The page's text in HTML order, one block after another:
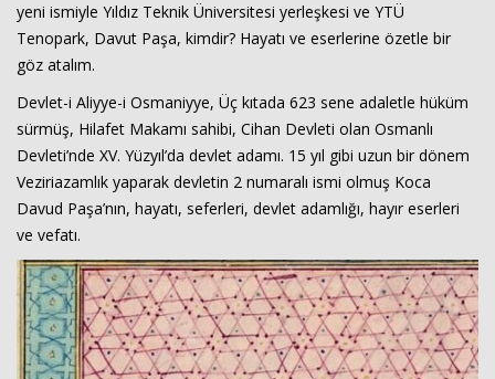
yeni ismiyle Yıldız Teknik Üniversitesi yerleşkesi ve YTÜ
Tenopark, Davut Paşa, kimdir? Hayatı ve eserlerine özetle bir
göz atalım.
Devlet-i Aliyye-i Osmaniyye, Üç kıtada 623 sene adaletle hüküm
sürmüş, Hilafet Makamı sahibi, Cihan Devleti olan Osmanlı
Devleti’nde XV. Yüzyıl’da devlet adamı. 15 yıl gibi uzun bir dönem
Veziriazamlık yaparak devletin 2 numaralı ismi olmuş Koca
Davud Paşa’nın, hayatı, seferleri, devlet adamlığı, hayır eserleri
ve vefatı.
İLETİŞİM
Haberin Doğru Adresi.